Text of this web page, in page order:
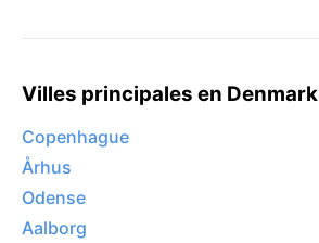
Villes principales en Denmark
Copenhague
Århus
Odense
Aalborg